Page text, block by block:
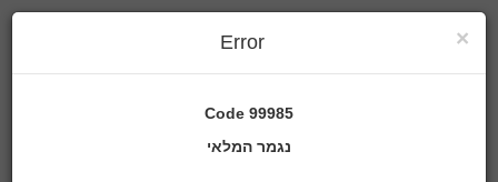
×
Error
Code 99985
נגמר המלאי